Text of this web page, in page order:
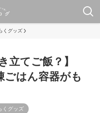
くグッズ
立てご飯？】
ごはん容器がも
くグッズ